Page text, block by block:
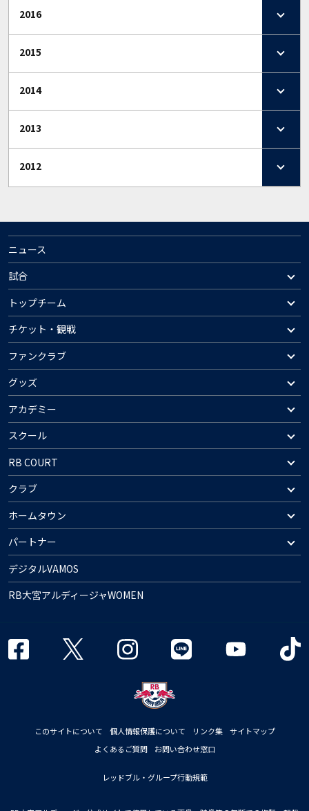
2016
2015
2014
2013
2012
ニュース
試合
トップチーム
チケット・観戦
ファンクラブ
グッズ
アカデミー
スクール
RB COURT
クラブ
ホームタウン
パートナー
デジタルVAMOS
RB大宮アルディージャWOMEN
このサイトについて 個人情報保護について リンク集
サイトマップ
よくあるご質問
お問い合わせ窓口
レッドブル・グループ行動規範